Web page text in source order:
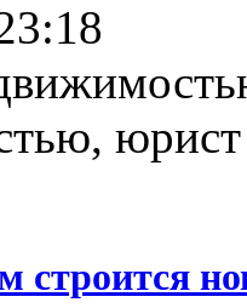
строится